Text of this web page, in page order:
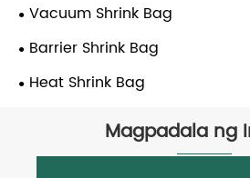
Vacuum Shrink Bag
Barrier Shrink Bag
Heat Shrink Bag
Magpadala ng